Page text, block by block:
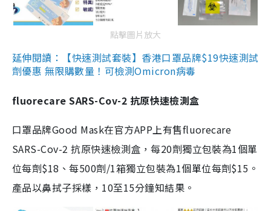
點擊圖片放大
延伸閱讀：【快速測試套裝】香港口罩品牌$19快速測試
劑優惠 無限購數量！可檢測Omicron病毒
fluorecare SARS-Cov-2 抗原快速檢測盒
口罩品牌Good Mask在官方APP上有售fluorecare
SARS-Cov-2 抗原快速檢測盒，每20劑獨立包裝為1個單
位每劑$18、每500劑/1箱獨立包裝為1個單位每劑$15。
產品以鼻拭子採樣，10至15分鐘知結果。